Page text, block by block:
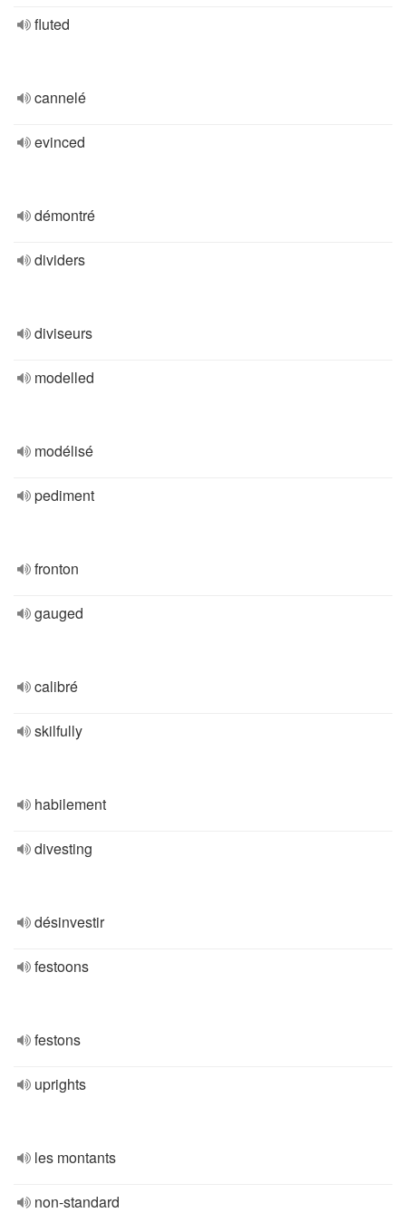
fluted
cannelé
evinced
démontré
dividers
diviseurs
modelled
modélisé
pediment
fronton
gauged
calibré
skilfully
habilement
divesting
désinvestir
festoons
festons
uprights
les montants
non-standard